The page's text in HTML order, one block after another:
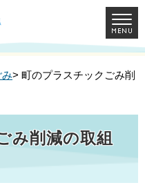
み> 町のプラスチックごみ削
み削減の取組